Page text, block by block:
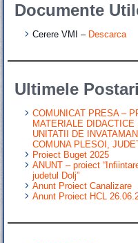
Documente
Cerere VMI – Descarca
Ultimele Postari
COMUNICAT PRESA –
MATERIALE
UNITATII DE
COMUNA PLESOI,
Proiect Buget 2025
ANUNT – proiect
judetul Dolj”
Anunt Proiect Canalizare
Anunt Proiect HCL